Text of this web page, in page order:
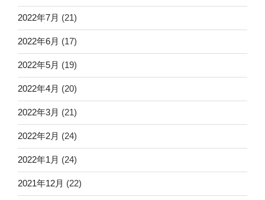
2022年7月 (21)
2022年6月 (17)
2022年5月 (19)
2022年4月 (20)
2022年3月 (21)
2022年2月 (24)
2022年1月 (24)
2021年12月 (22)